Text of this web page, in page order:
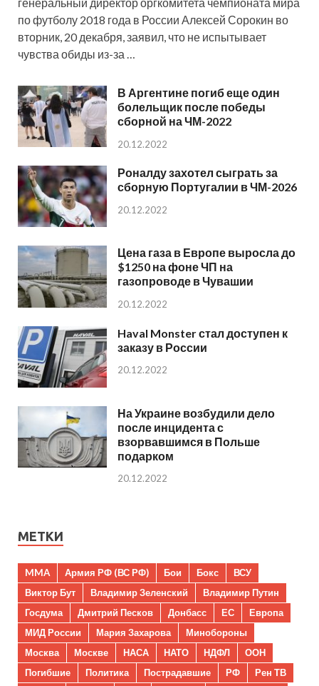
по футболу 2018 года в России Алексей Сорокин во
вторник, 20 декабря, заявил, что не испытывает
чувства обиды из-за …
В Аргентине погиб еще один
болельщик после победы
сборной на ЧМ-2022
20.12.2022
Роналду захотел сыграть за
сборную Португалии в ЧМ-2026
20.12.2022
Цена газа в Европе выросла до
$1250 на фоне ЧП на
газопроводе в Чувашии
20.12.2022
Haval Monster стал доступен к
заказу в России
20.12.2022
На Украине возбудили дело
после инцидента с
взорвавшимся в Польше
подарком
20.12.2022
МЕТКИ
MMA Армия РФ (ВС РФ) Бои Бокс
ВСУ
Виктор Бут
Владимир Зеленский
Владимир Путин
Госдума
Дмитрий Песков Донбасс ЕС
Европа
МИД России
Мария Захарова
Минобороны
Москва
Москве НАСА НАТО НДФЛ
ООН
Погибшие
Политика Пострадавшие РФ
Рен ТВ